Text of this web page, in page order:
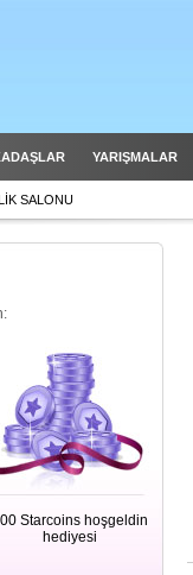
YARIŞMALAR
SALONU
Starcoins hoşgeldin
hediyesi